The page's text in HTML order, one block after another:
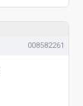
008582261